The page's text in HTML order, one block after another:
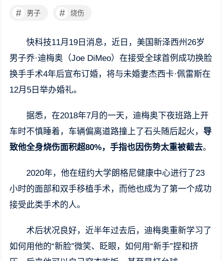
# 男子 # 烧伤
快科技11月19日消息，近日，美国新泽西州26岁
男子乔·迪梅奥（Joe DiMeo）在接受全球首例成功换脸
换手手术4年后宣布订婚，将与未婚妻杰西卡·佩雷斯在
12月5日举办婚礼。
据悉，在2018年7月的一天，迪梅奥下夜班路上开
车时不慎睡着，车辆偏离道路撞上了石头随后起火， 导
致他全身烧伤面积超80%，手指也因伤势太重被截去。
2020年，他在纽约大学朗格尼健康中心进行了23
小时的面部和双手移植手术，而他也成为了第一个成功
接受此类手术的人。
术后状况良好，近半年过去后，迪梅奥重新学习了
如何用他的“新脸”微笑、眨眼，如何用“新手”捏和挤